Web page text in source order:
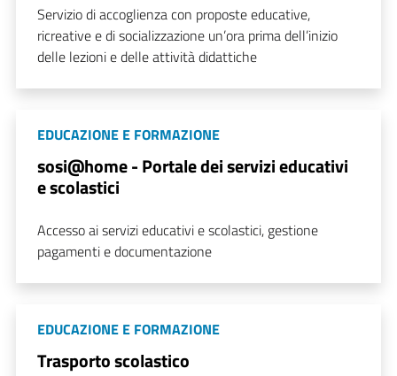
Servizio di accoglienza con proposte educative,
ricreative e di socializzazione un’ora prima dell’inizio
delle lezioni e delle attività didattiche
EDUCAZIONE E FORMAZIONE
sosi@home - Portale dei servizi educativi
e scolastici
Accesso ai servizi educativi e scolastici, gestione
pagamenti e documentazione
EDUCAZIONE E FORMAZIONE
Trasporto scolastico